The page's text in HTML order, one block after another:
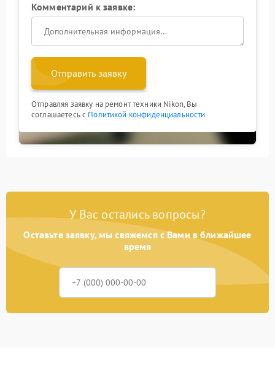
Комментарий к заявке:
Отправить заявку
Отправляя заявку на ремонт техники Nikon, Вы
соглашаетесь с Политикой конфиденциальности
У Вас остались вопросы?
Оставьте заявку, мы свяжемся с Вами в ближайшее
время